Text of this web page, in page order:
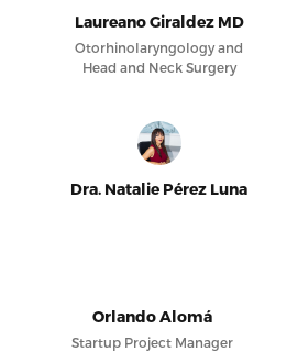
Laureano Giraldez MD
Otorhinolaryngology and
Head and Neck Surgery
Dra. Natalie Pérez Luna
Orlando Alomá
Startup Project Manager